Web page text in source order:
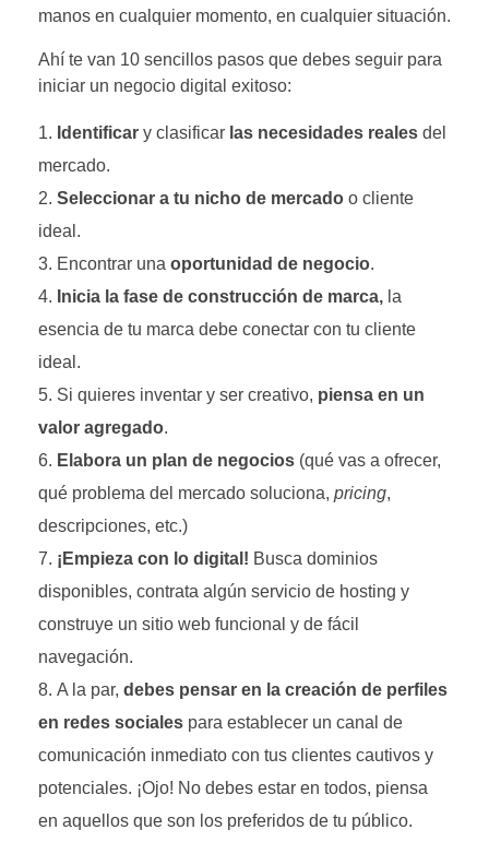
manos en cualquier momento, en cualquier situación.
Ahí te van 10 sencillos pasos que debes seguir para
iniciar un negocio digital exitoso:
Identificar y clasificar las necesidades reales del
mercado.
Seleccionar a tu nicho de mercado o cliente
ideal.
Encontrar una oportunidad de negocio.
Inicia la fase de construcción de marca, la
esencia de tu marca debe conectar con tu cliente
ideal.
Si quieres inventar y ser creativo, piensa en un
valor agregado.
Elabora un plan de negocios (qué vas a ofrecer,
qué problema del mercado soluciona, pricing,
descripciones, etc.)
¡Empieza con lo digital! Busca dominios
disponibles, contrata algún servicio de hosting y
construye un sitio web funcional y de fácil
navegación.
A la par, debes pensar en la creación de perfiles
en redes sociales para establecer un canal de
comunicación inmediato con tus clientes cautivos y
potenciales. ¡Ojo! No debes estar en todos, piensa
en aquellos que son los preferidos de tu público.